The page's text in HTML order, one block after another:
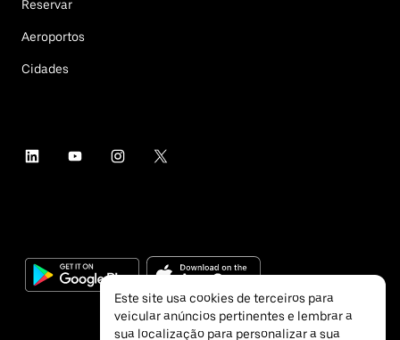
Reservar
Aeroportos
Cidades
Este site usa cookies de terceiros para
veicular anúncios pertinentes e lembrar a
sua localização para personalizar a sua